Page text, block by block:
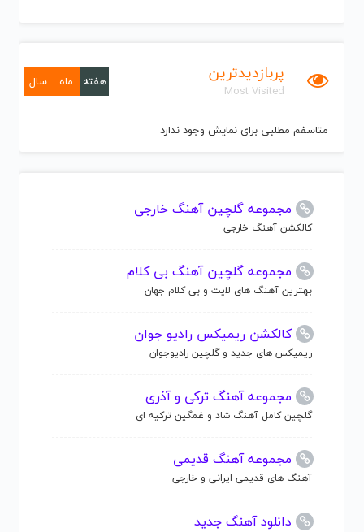
پربازدیدترین
Most Visited
هفته ماه سال
متاسفم مطلبی برای نمایش وجود ندارد
مجموعه گلچین آهنگ خارجی
کالکشن آهنگ خارجی
مجموعه گلچین آهنگ بی کلام
بهترین آهنگ های لایت و بی کلام جهان
کالکشن ریمیکس رادیو جوان
ریمیکس های جدید و گلچین رادیوجوان
مجموعه آهنگ ترکی و آذری
گلچین کامل آهنگ شاد و غمگین ترکیه ای
مجموعه آهنگ قدیمی
آهنگ های قدیمی ایرانی و خارجی
دانلود آهنگ جدید